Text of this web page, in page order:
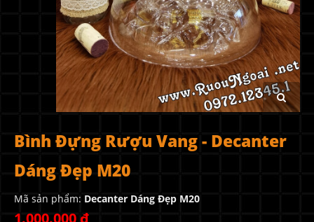
Bình Đựng Rượu Vang - Decanter
Dáng Đẹp M20
Mã sản phẩm: Decanter Dáng Đẹp M20
1.000.000 đ